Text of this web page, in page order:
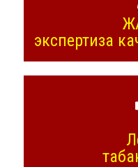
экспертиза